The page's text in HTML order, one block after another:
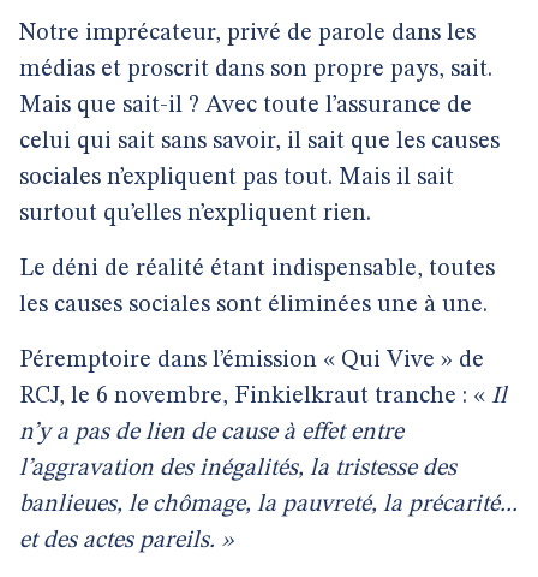
Notre imprécateur, privé de parole dans les
médias et proscrit dans son propre pays, sait.
Mais que sait-il ? Avec toute l’assurance de
celui qui sait sans savoir, il sait que les causes
sociales n’expliquent pas tout. Mais il sait
surtout qu’elles n’expliquent rien.
Le déni de réalité étant indispensable, toutes
les causes sociales sont éliminées une à une.
Péremptoire dans l’émission « Qui Vive » de
RCJ, le 6 novembre, Finkielkraut tranche : « Il
n’y a pas de lien de cause à effet entre
l’aggravation des inégalités, la tristesse des
banlieues, le chômage, la pauvreté, la précarité...
et des actes pareils. »